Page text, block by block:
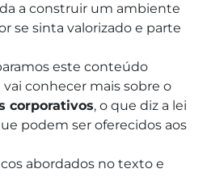
a construir um ambiente
se sinta valorizado e parte
este conteúdo
conhecer mais sobre o
corporativos, o que diz a lei
podem ser oferecidos aos
abordados no texto e